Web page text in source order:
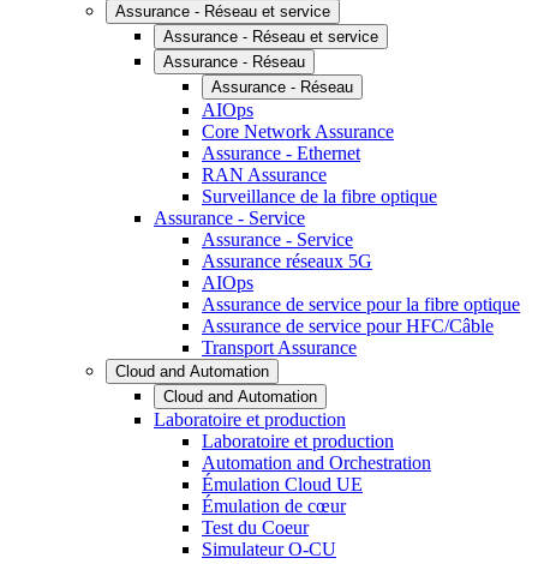
Assurance - Réseau et service
Assurance - Réseau et service
Assurance - Réseau
Assurance - Réseau
AIOps
Core Network Assurance
Assurance - Ethernet
RAN Assurance
Surveillance de la fibre optique
Assurance - Service
Assurance - Service
Assurance réseaux 5G
AIOps
Assurance de service pour la fibre optique
Assurance de service pour HFC/Câble
Transport Assurance
Cloud and Automation
Cloud and Automation
Laboratoire et production
Laboratoire et production
Automation and Orchestration
Émulation Cloud UE
Émulation de cœur
Test du Coeur
Simulateur O-CU